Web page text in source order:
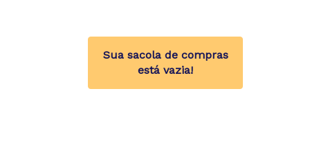
Sua sacola de compras
está vazia!